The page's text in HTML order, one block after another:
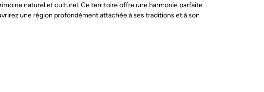
naturel et culturel. Ce territoire offre une harmonie parfaite
une région profondément attachée à ses traditions et à son